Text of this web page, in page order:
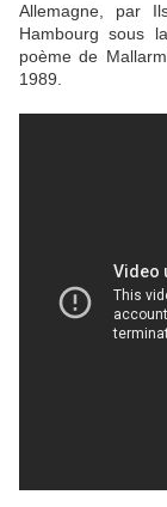
Allemagne, par
Hambourg sous
poème de
1989.